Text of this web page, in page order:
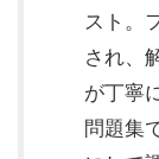
スト。
され、
が丁寧
問題集